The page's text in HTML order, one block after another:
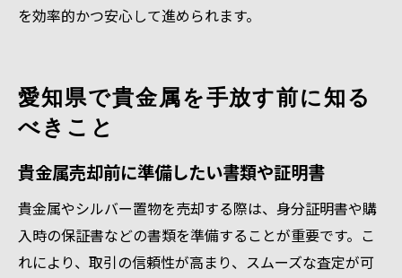
を効率的かつ安心して進められます。
愛知県で貴金属を手放す前に知る
べきこと
貴金属売却前に準備したい書類や証明書
貴金属やシルバー置物を売却する際は、身分証明書や購
入時の保証書などの書類を準備することが重要です。こ
れにより、取引の信頼性が高まり、スムーズな査定が可